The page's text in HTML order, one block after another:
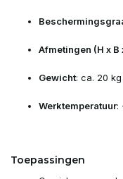
Afmetingen (H x B
Gewicht: ca. 20 kg
Werktemperatuur:
Toepassingen